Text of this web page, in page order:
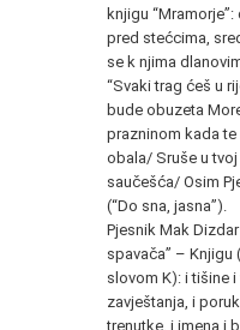
knjigu
pred stećcima,
se k njima
“Svaki trag ćeš u
bude obuzeta
prazninom kada
obala/ Sruše u
saučešća/ Osim
(“Do sna, jasna”).
Pjesnik Mak
spavača” – Knjigu
slovom K): i tišine
zavještanja, i
trenutke, i imena i